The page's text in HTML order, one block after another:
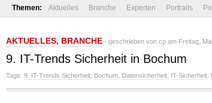
Themen: Aktuelles Branche Experten Portraits
AKTUELLES, BRANCHE - geschrieben von cp am Freitag,
9. IT-Trends Sicherheit in Bochum
Tags: 9. IT-Trends Sicherheit Bochum Datensicherheit IT-Sicherheit